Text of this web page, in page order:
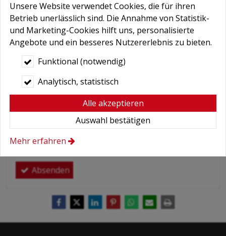
Hiermit autorisiere ich die Behandlung
meiner persönlichen Daten.
Hier finden Sie:
Absenden
Unsere Website verwendet Cookies, die für ihren
Betrieb unerlässlich sind. Die Annahme von Statistik-
und Marketing-Cookies hilft uns, personalisierte
Angebote und ein besseres Nutzererlebnis zu bieten.
Funktional (notwendig)
Analytisch, statistisch
Alle akzeptieren
Auswahl bestätigen
Mehr erfahren